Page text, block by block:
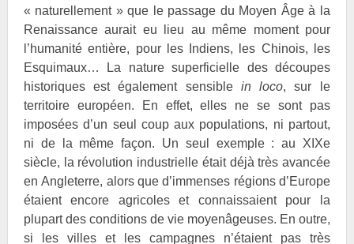
« naturellement » que le passage du Moyen Âge à la
Renaissance aurait eu lieu au même moment pour
l’humanité entière, pour les Indiens, les Chinois, les
Esquimaux… La nature superficielle des découpes
historiques est également sensible in loco, sur le
territoire européen. En effet, elles ne se sont pas
imposées d’un seul coup aux populations, ni partout,
ni de la même façon. Un seul exemple : au XIXe
siècle, la révolution industrielle était déjà très avancée
en Angleterre, alors que d’immenses régions d’Europe
étaient encore agricoles et connaissaient pour la
plupart des conditions de vie moyenâgeuses. En outre,
si les villes et les campagnes n’étaient pas très